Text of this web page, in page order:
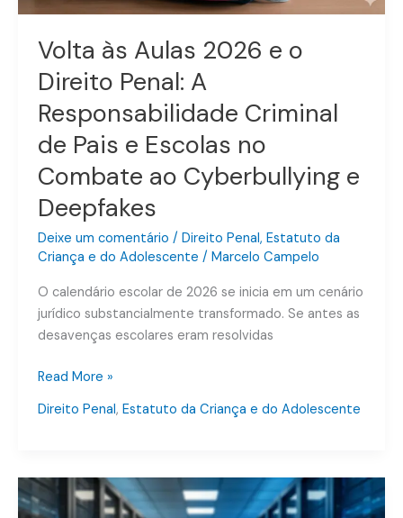
Volta às Aulas 2026 e o
Direito Penal: A
Responsabilidade Criminal
de Pais e Escolas no
Combate ao Cyberbullying e
Deepfakes
Deixe um comentário / Direito Penal, Estatuto da
Criança e do Adolescente / Marcelo Campelo
O calendário escolar de 2026 se inicia em um cenário
jurídico substancialmente transformado. Se antes as
desavenças escolares eram resolvidas
Responsabilidade
Criminal
de
Pais
e
Escolas
no
Combate
Cyberbullying
e
Deepfakes
Read More »
Direito Penal, Estatuto da Criança e do Adolescente
O
Risco